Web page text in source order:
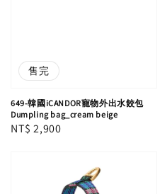
售完
649-韓國iCANDOR寵物外出水餃包
Dumpling bag_cream beige
Regular
NT$ 2,900